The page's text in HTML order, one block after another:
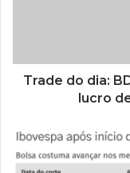
Trade do dia:
lucro